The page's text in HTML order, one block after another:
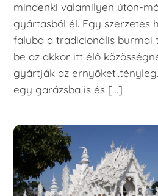
mindenki valamilyen úton-
gyártasból él. Egy szerzetes
faluba a tradicionális burmai
be az akkor itt élő
gyártják az
egy garázsba is és […]